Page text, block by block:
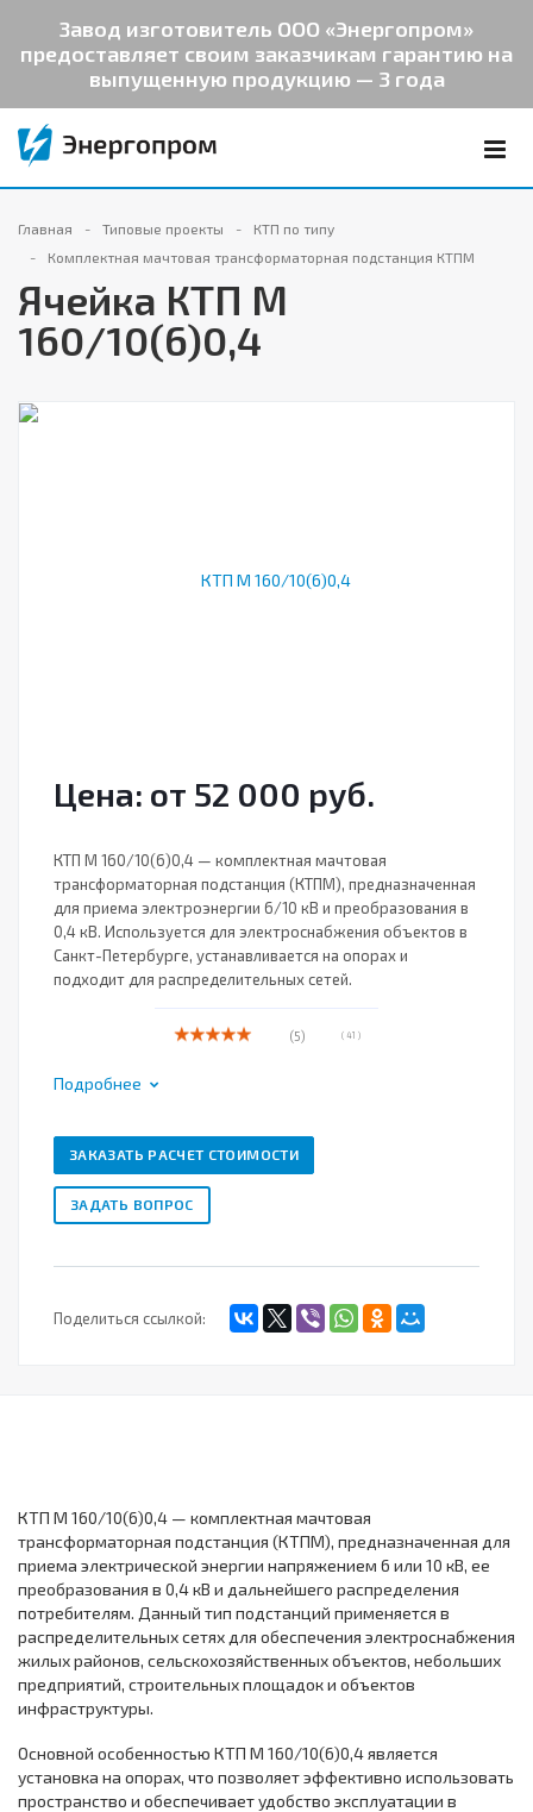
Завод изготовитель ООО «Энергопром»
предоставляет своим заказчикам гарантию на
выпущенную продукцию — 3 года
Главная Типовые проекты
КТП по типу
Комплектная мачтовая трансформаторная подстанция КТПМ
Ячейка КТП М
160/10(6)0,4
Цена: от 52 000 руб.
КТП М 160/10(6)0,4 — комплектная мачтовая
трансформаторная подстанция (КТПМ), предназначенная
для приема электроэнергии 6/10 кВ и преобразования в
0,4 кВ. Используется для электроснабжения объектов в
Санкт-Петербурге, устанавливается на опорах и
подходит для распределительных сетей.
(5) ( 41 )
Подробнее
ЗАКАЗАТЬ РАСЧЕТ СТОИМОСТИ
ЗАДАТЬ ВОПРОС
Поделиться ссылкой:
КТП М 160/10(6)0,4 — комплектная мачтовая
трансформаторная подстанция (КТПМ), предназначенная для
приема электрической энергии напряжением 6 или 10 кВ, ее
преобразования в 0,4 кВ и дальнейшего распределения
потребителям. Данный тип подстанций применяется в
распределительных сетях для обеспечения электроснабжения
жилых районов, сельскохозяйственных объектов, небольших
предприятий, строительных площадок и объектов
инфраструктуры.
Основной особенностью КТП М 160/10(6)0,4 является
установка на опорах, что позволяет эффективно использовать
пространство и обеспечивает удобство эксплуатации в